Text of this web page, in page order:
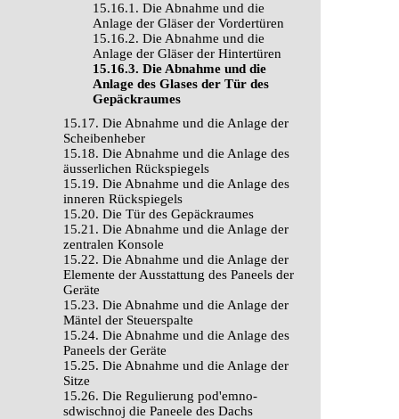
15.16.1. Die Abnahme und die
Anlage der Gläser der Vordertüren
15.16.2. Die Abnahme und die
Anlage der Gläser der Hintertüren
15.16.3. Die Abnahme und die
Anlage des Glases der Tür des
Gepäckraumes
15.17. Die Abnahme und die Anlage der
Scheibenheber
15.18. Die Abnahme und die Anlage des
äusserlichen Rückspiegels
15.19. Die Abnahme und die Anlage des
inneren Rückspiegels
15.20. Die Tür des Gepäckraumes
15.21. Die Abnahme und die Anlage der
zentralen Konsole
15.22. Die Abnahme und die Anlage der
Elemente der Ausstattung des Paneels der
Geräte
15.23. Die Abnahme und die Anlage der
Mäntel der Steuerspalte
15.24. Die Abnahme und die Anlage des
Paneels der Geräte
15.25. Die Abnahme und die Anlage der
Sitze
15.26. Die Regulierung pod'emno-
sdwischnoj die Paneele des Dachs